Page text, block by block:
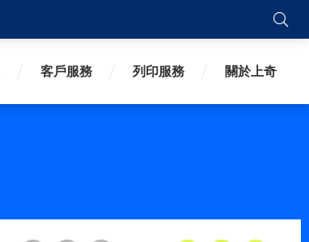
客戶服務 列印服務 關於上奇